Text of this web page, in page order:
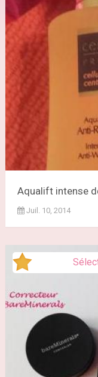
Aqualift intense
Juil. 10, 2014